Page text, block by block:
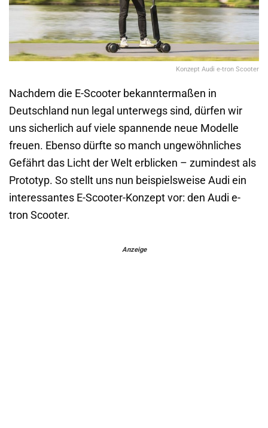
Konzept Audi e-tron Scooter
Nachdem die E-Scooter bekanntermaßen in
Deutschland nun legal unterwegs sind, dürfen wir
uns sicherlich auf viele spannende neue Modelle
freuen. Ebenso dürfte so manch ungewöhnliches
Gefährt das Licht der Welt erblicken – zumindest als
Prototyp. So stellt uns nun beispielsweise Audi ein
interessantes E-Scooter-Konzept vor: den Audi e-
tron Scooter.
Anzeige